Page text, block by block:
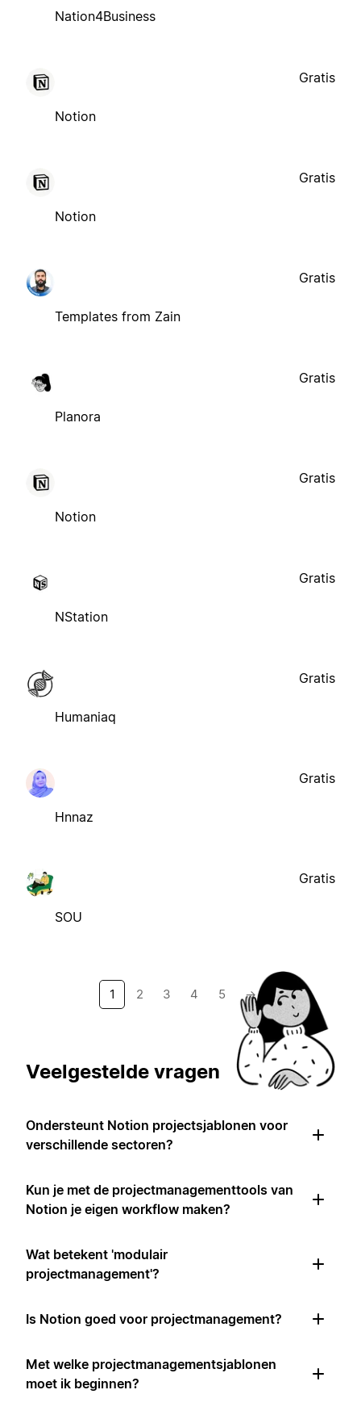
Nation4Business
Notion
Gratis
Notion
Gratis
Templates from Zain
Gratis
Planora
Gratis
Notion
Gratis
NStation
Gratis
Humaniaq
Gratis
Hnnaz
Gratis
SOU
Gratis
1 2 3 4 5 →
Veelgestelde vragen
Ondersteunt Notion projectsjablonen voor
verschillende sectoren?
Kun je met de projectmanagementtools van
Notion je eigen workflow maken?
Wat betekent 'modulair
projectmanagement'?
Is Notion goed voor projectmanagement?
Met welke projectmanagementsjablonen
moet ik beginnen?